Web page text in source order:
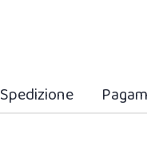
Spedizione